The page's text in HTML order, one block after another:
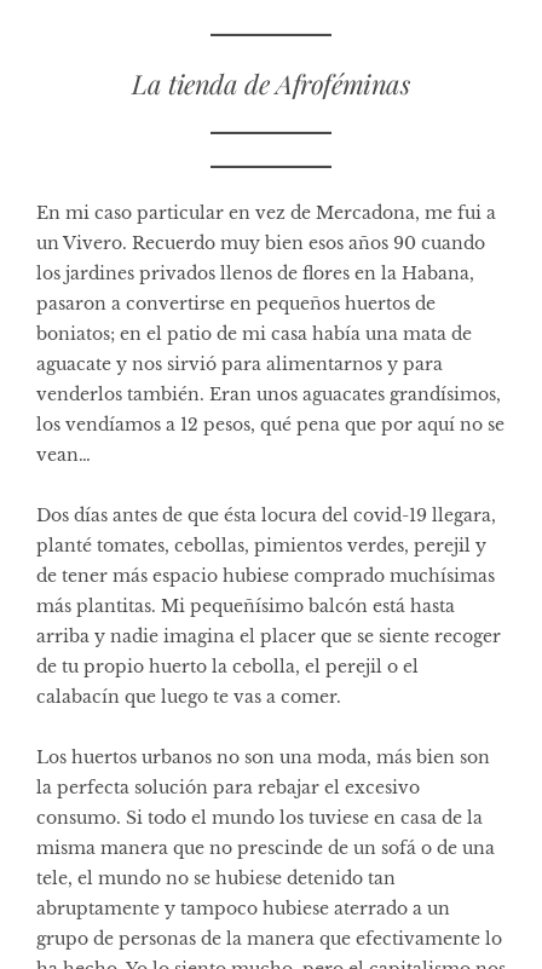
La tienda de Afroféminas
En mi caso particular en vez de Mercadona, me fui a
un Vivero. Recuerdo muy bien esos años 90 cuando
los jardines privados llenos de flores en la Habana,
pasaron a convertirse en pequeños huertos de
boniatos; en el patio de mi casa había una mata de
aguacate y nos sirvió para alimentarnos y para
venderlos también. Eran unos aguacates grandísimos,
los vendíamos a 12 pesos, qué pena que por aquí no se
vean…
Dos días antes de que ésta locura del covid-19 llegara,
planté tomates, cebollas, pimientos verdes, perejil y
de tener más espacio hubiese comprado muchísimas
más plantitas. Mi pequeñísimo balcón está hasta
arriba y nadie imagina el placer que se siente recoger
de tu propio huerto la cebolla, el perejil o el
calabacín que luego te vas a comer.
Los huertos urbanos no son una moda, más bien son
la perfecta solución para rebajar el excesivo
consumo. Si todo el mundo los tuviese en casa de la
misma manera que no prescinde de un sofá o de una
tele, el mundo no se hubiese detenido tan
abruptamente y tampoco hubiese aterrado a un
grupo de personas de la manera que efectivamente lo